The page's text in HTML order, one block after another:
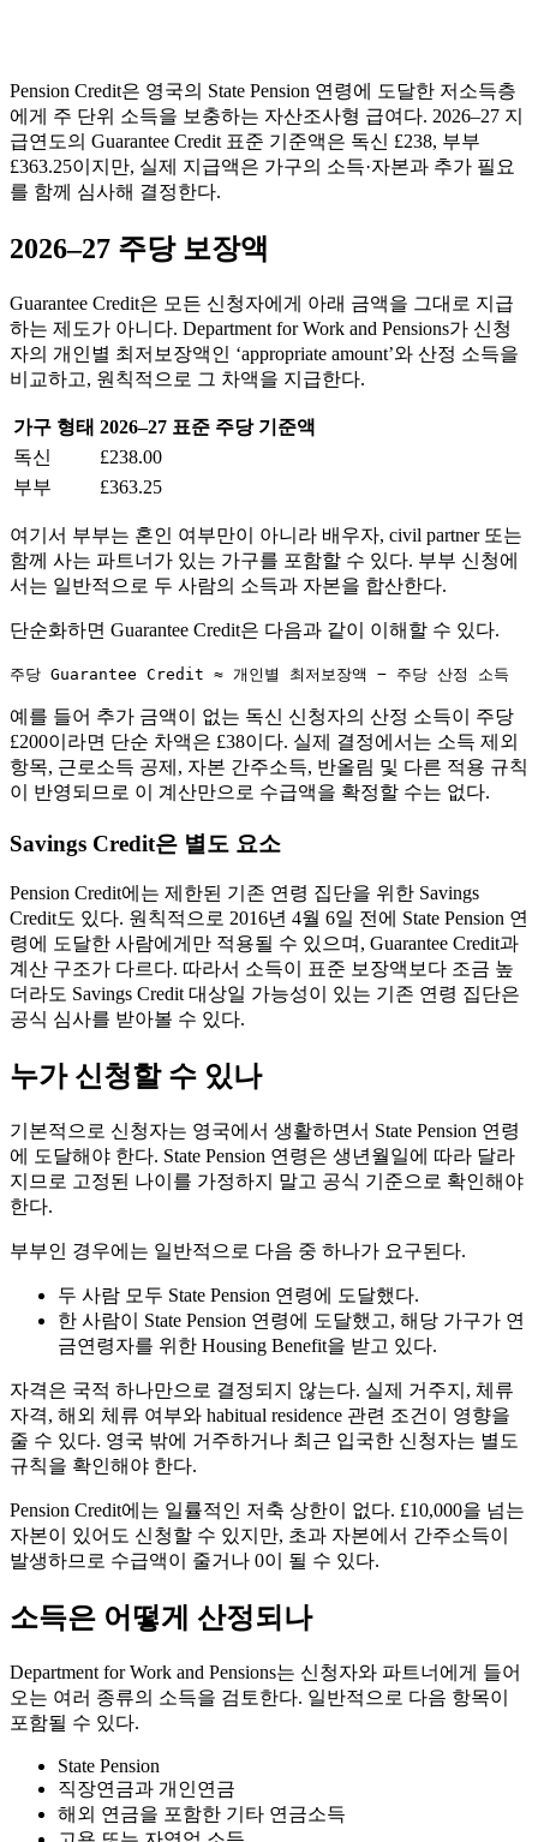
Pension Credit은 영국의 State Pension 연령에 도달한 저소득층
에게 주 단위 소득을 보충하는 자산조사형 급여다. 2026–27 지
급연도의 Guarantee Credit 표준 기준액은 독신 £238, 부부
£363.25이지만, 실제 지급액은 가구의 소득·자본과 추가 필요
를 함께 심사해 결정한다.
2026–27 주당 보장액
Guarantee Credit은 모든 신청자에게 아래 금액을 그대로 지급
하는 제도가 아니다. Department for Work and Pensions가 신청
자의 개인별 최저보장액인 ‘appropriate amount’와 산정 소득을
비교하고, 원칙적으로 그 차액을 지급한다.
가구 형태 2026–27 표준 주당 기준액
독신
£238.00
부부
£363.25
여기서 부부는 혼인 여부만이 아니라 배우자, civil partner 또는
함께 사는 파트너가 있는 가구를 포함할 수 있다. 부부 신청에
서는 일반적으로 두 사람의 소득과 자본을 합산한다.
단순화하면 Guarantee Credit은 다음과 같이 이해할 수 있다.
주당 Guarantee Credit ≈ 개인별 최저보장액 − 주당 산정 소득
예를 들어 추가 금액이 없는 독신 신청자의 산정 소득이 주당
£200이라면 단순 차액은 £38이다. 실제 결정에서는 소득 제외
항목, 근로소득 공제, 자본 간주소득, 반올림 및 다른 적용 규칙
이 반영되므로 이 계산만으로 수급액을 확정할 수는 없다.
Savings Credit은 별도 요소
Pension Credit에는 제한된 기존 연령 집단을 위한 Savings
Credit도 있다. 원칙적으로 2016년 4월 6일 전에 State Pension 연
령에 도달한 사람에게만 적용될 수 있으며, Guarantee Credit과
계산 구조가 다르다. 따라서 소득이 표준 보장액보다 조금 높
더라도 Savings Credit 대상일 가능성이 있는 기존 연령 집단은
공식 심사를 받아볼 수 있다.
누가 신청할 수 있나
기본적으로 신청자는 영국에서 생활하면서 State Pension 연령
에 도달해야 한다. State Pension 연령은 생년월일에 따라 달라
지므로 고정된 나이를 가정하지 말고 공식 기준으로 확인해야
한다.
부부인 경우에는 일반적으로 다음 중 하나가 요구된다.
두 사람 모두 State Pension 연령에 도달했다.
한 사람이 State Pension 연령에 도달했고, 해당 가구가 연
금연령자를 위한 Housing Benefit을 받고 있다.
자격은 국적 하나만으로 결정되지 않는다. 실제 거주지, 체류
자격, 해외 체류 여부와 habitual residence 관련 조건이 영향을
줄 수 있다. 영국 밖에 거주하거나 최근 입국한 신청자는 별도
규칙을 확인해야 한다.
Pension Credit에는 일률적인 저축 상한이 없다. £10,000을 넘는
자본이 있어도 신청할 수 있지만, 초과 자본에서 간주소득이
발생하므로 수급액이 줄거나 0이 될 수 있다.
소득은 어떻게 산정되나
Department for Work and Pensions는 신청자와 파트너에게 들어
오는 여러 종류의 소득을 검토한다. 일반적으로 다음 항목이
포함될 수 있다.
State Pension
직장연금과 개인연금
해외 연금을 포함한 기타 연금소득